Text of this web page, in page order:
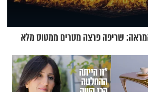
שריפה פרצה מטרים ממטוס מלא